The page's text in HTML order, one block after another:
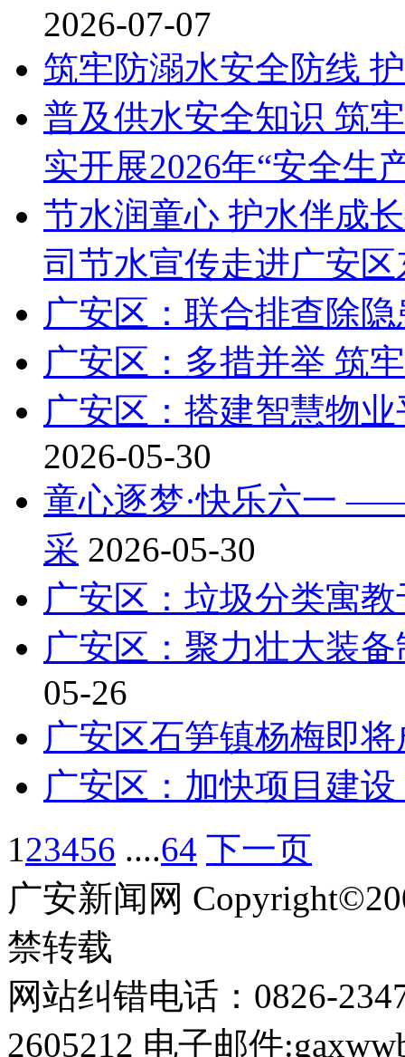
2026-07-07
筑牢防溺水安全防线
普及供水安全知识 筑
实开展2026年“安全生
节水润童心 护水伴成
司节水宣传走进广安
广安区：联合排查除
广安区：多措并举 筑
广安区：搭建智慧物
2026-05-30
童心逐梦·快乐六一
采 2026-05-30
广安区：垃圾分类寓
广安区：聚力壮大装
05-26
广安区石笋镇杨梅即
广安区：加快项目建
123456 ....64 下一页
广安新闻网
禁转载
网站纠错电话：0826-
2605212 电子邮件